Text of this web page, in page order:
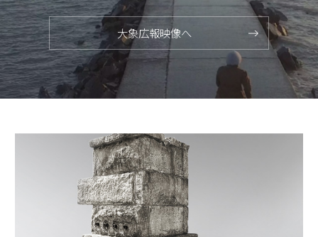
大象広報映像へ